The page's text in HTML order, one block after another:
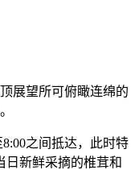
展望所可俯瞰连绵的
之间抵达，此时特
日新鲜采摘的椎茸和